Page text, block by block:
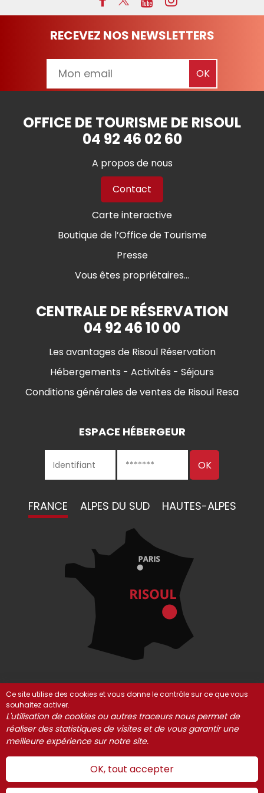
RECEVEZ NOS NEWSLETTERS
OFFICE DE TOURISME DE RISOUL
04 92 46 02 60
A propos de nous
Contact
Carte interactive
Boutique de l’Office de Tourisme
Presse
Vous êtes propriétaires...
CENTRALE DE RÉSERVATION
04 92 46 10 00
Les avantages de Risoul Réservation
Hébergements - Activités - Séjours
Conditions générales de ventes de Risoul Resa
ESPACE HÉBERGEUR
FRANCE ALPES DU SUD HAUTES-ALPES
© Risoul 2021-2025 Mentions Légales
Partenaires
Gestion des cookies
Ce site utilise des cookies et vous donne le contrôle sur ce que vous
souhaitez activer.
L'utilisation de cookies ou autres traceurs nous permet de
réaliser des statistiques de visites et de vous garantir une
meilleure expérience sur notre site.
OK, tout accepter